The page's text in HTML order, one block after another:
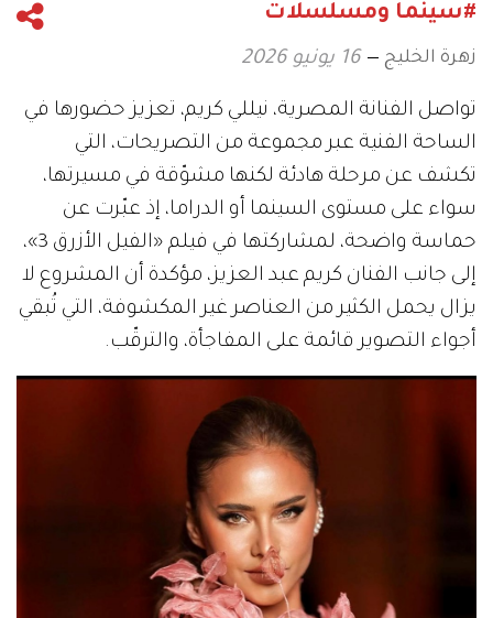
#سينما ومسلسلات
زهرة الخليج 16 يونيو 2026
تواصل الفنانة المصرية، نيللي كريم، تعزيز حضورها في
الساحة الفنية عبر مجموعة من التصريحات، التي
تكشف عن مرحلة هادئة لكنها مشوّقة في مسيرتها،
سواء على مستوى السينما أو الدراما، إذ عبّرت عن
حماسة واضحة، لمشاركتها في فيلم «الفيل الأزرق 3»،
إلى جانب الفنان كريم عبد العزيز، مؤكدة أن المشروع لا
يزال يحمل الكثير من العناصر غير المكشوفة، التي تُبقي
أجواء التصوير قائمة على المفاجأة، والترقّب.